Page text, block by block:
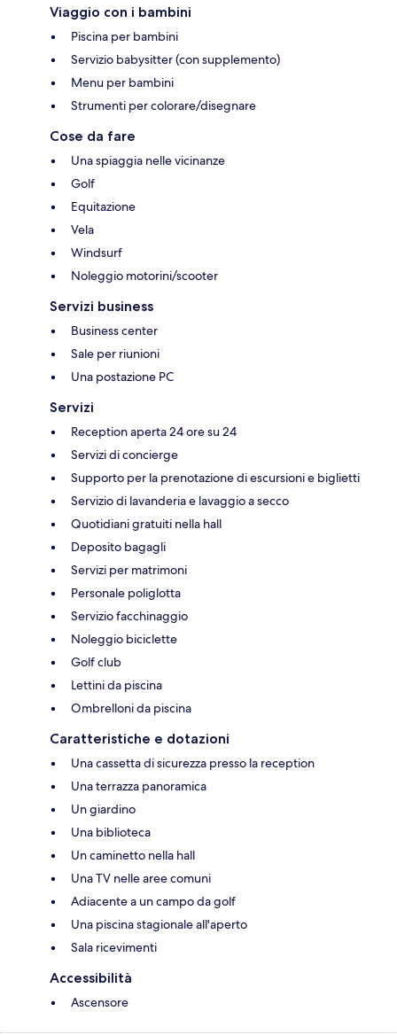
Viaggio con i bambini
Piscina per bambini
Servizio babysitter (con supplemento)
Menu per bambini
Strumenti per colorare/disegnare
Cose da fare
Una spiaggia nelle vicinanze
Golf
Equitazione
Vela
Windsurf
Noleggio motorini/scooter
Servizi business
Business center
Sale per riunioni
Una postazione PC
Servizi
Reception aperta 24 ore su 24
Servizi di concierge
Supporto per la prenotazione di escursioni e biglietti
Servizio di lavanderia e lavaggio a secco
Quotidiani gratuiti nella hall
Deposito bagagli
Servizi per matrimoni
Personale poliglotta
Servizio facchinaggio
Noleggio biciclette
Golf club
Lettini da piscina
Ombrelloni da piscina
Caratteristiche e dotazioni
Una cassetta di sicurezza presso la reception
Una terrazza panoramica
Un giardino
Una biblioteca
Un caminetto nella hall
Una TV nelle aree comuni
Adiacente a un campo da golf
Una piscina stagionale all'aperto
Sala ricevimenti
Accessibilità
Ascensore